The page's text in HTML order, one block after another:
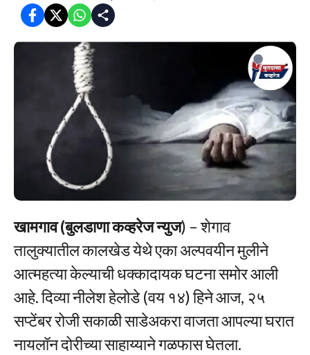
खामगाव (बुलडाणा कव्हरेज न्युज) – शेगाव
तालुक्यातील कालखेड येथे एका अल्पवयीन मुलीने
आत्महत्या केल्याची धक्कादायक घटना समोर आली
आहे. दिव्या नीलेश हेलोडे (वय १४) हिने आज, २५
सप्टेंबर रोजी सकाळी साडेअकरा वाजता आपल्या घरात
नायलॉन दोरीच्या साहाय्याने गळफास घेतला.